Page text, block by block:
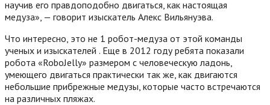
научив его правдоподобно двигаться, как настоящая
медуза», — говорит изыскатель Алекс Вильянуэва.
Что интересно, это не 1 робот-медуза от этой команды
ученых и изыскателей . Еще в 2012 году ребята показали
робота «RoboJelly» размером с человеческую ладонь,
умеющего двигаться практически так же, как двигаются
небольшие прибрежные медузы, которые часто встречаются
на различных пляжах.